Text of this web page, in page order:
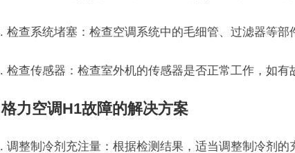
检查系统堵塞：检查空调系统中的毛细管、过滤器等部
检查传感器：检查室外机的传感器是否正常工作，如有
力空调H1故障的解决方案
调整制冷剂充注量：根据检测结果，适当调整制冷剂的